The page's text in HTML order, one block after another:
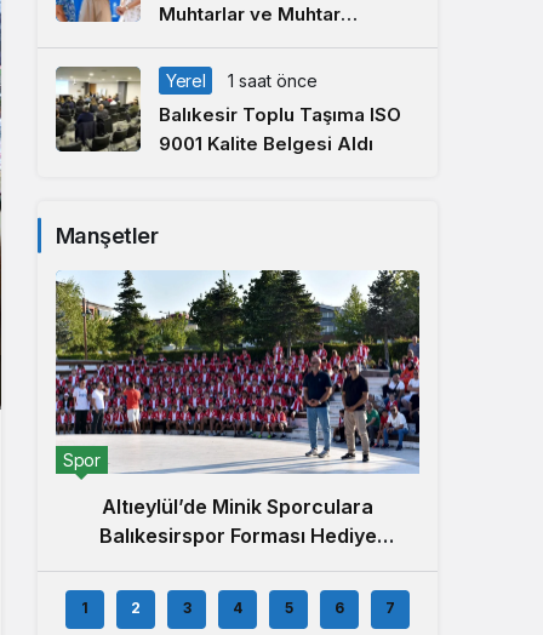
Muhtarlar ve Muhtar
Eşleriyle Buluştu
Yerel 1 saat önce
Balıkesir Toplu Taşıma ISO
9001 Kalite Belgesi Aldı
Manşetler
Spor
Altıeylül’de Minik Sporculara
Balıkesirspor Forması Hediye
Edildi
1 2 3 4 5 6 7